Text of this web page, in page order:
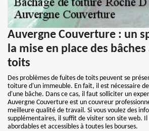
Auvergne Couverture : un
la mise en place des
toits
Des problèmes de fuites de toits peuvent se
toiture d'un immeuble. En fait, il est nécessaire
d'une bâche. Dans ce cas, il faut solliciter un
Auvergne Couverture est un couvreur
meilleure qualité de travail. Si vous voulez des
supplémentaires, il suffit de visiter son site web.
abordables et accessibles à toutes les bourses.